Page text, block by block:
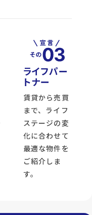
ライフパー
トナー
賃貸から売買
まで、ライフ
ステージの変
化に合わせて
最適な物件を
ご紹介しま
す。